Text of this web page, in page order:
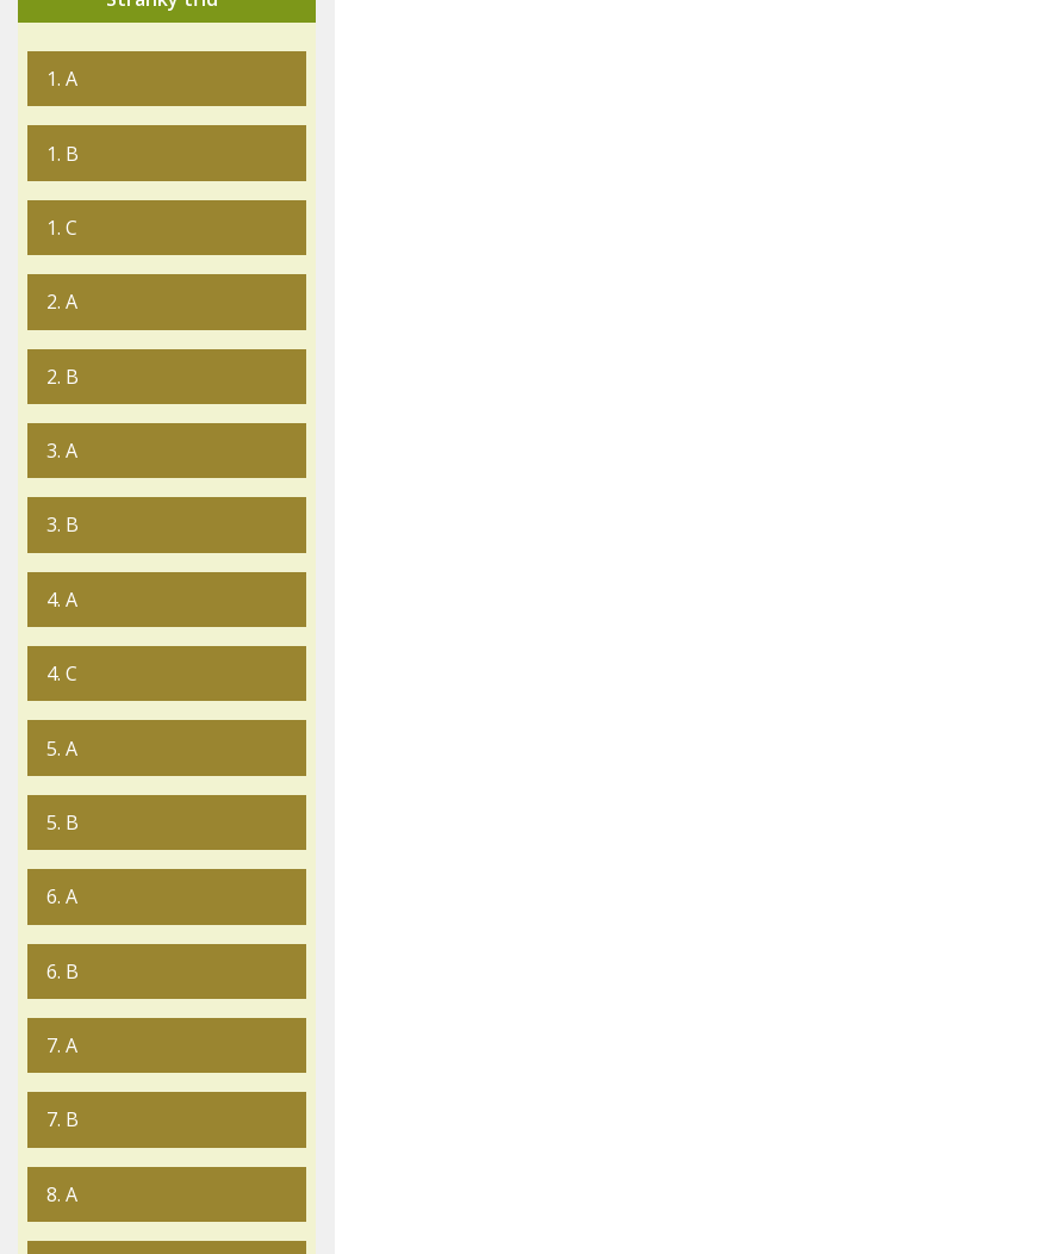
1. A
1. B
1. C
2. A
2. B
3. A
3. B
4. A
4. C
5. A
5. B
6. A
6. B
7. A
7. B
8. A